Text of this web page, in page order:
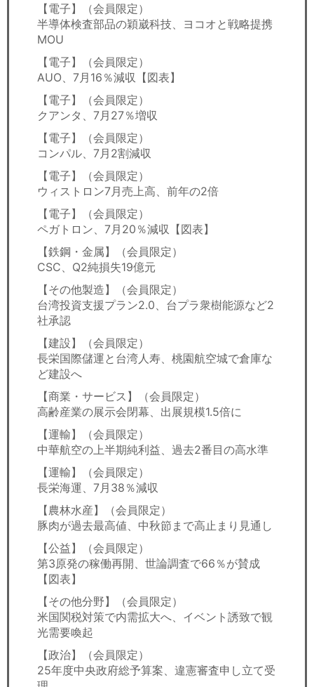
【電子】（会員限定）
半導体検査部品の穎崴科技、ヨコオと戦略提携
MOU
【電子】（会員限定）
AUO、7月16％減収【図表】
【電子】（会員限定）
クアンタ、7月27％増収
【電子】（会員限定）
コンパル、7月2割減収
【電子】（会員限定）
ウィストロン7月売上高、前年の2倍
【電子】（会員限定）
ペガトロン、7月20％減収【図表】
【鉄鋼・金属】（会員限定）
CSC、Q2純損失19億元
【その他製造】（会員限定）
台湾投資支援プラン2.0、台プラ衆樹能源など2
社承認
【建設】（会員限定）
長栄国際儲運と台湾人寿、桃園航空城で倉庫な
ど建設へ
【商業・サービス】（会員限定）
高齢産業の展示会閉幕、出展規模1.5倍に
【運輸】（会員限定）
中華航空の上半期純利益、過去2番目の高水準
【運輸】（会員限定）
長栄海運、7月38％減収
【農林水産】（会員限定）
豚肉が過去最高値、中秋節まで高止まり見通し
【公益】（会員限定）
第3原発の稼働再開、世論調査で66％が賛成
【図表】
【その他分野】（会員限定）
米国関税対策で内需拡大へ、イベント誘致で観
光需要喚起
【政治】（会員限定）
25年度中央政府総予算案、違憲審査申し立て受